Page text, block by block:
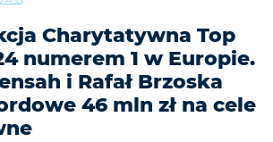
Charytatywna Top
numerem 1 w Europie.
i Rafał Brzoska
46 mln zł na cele